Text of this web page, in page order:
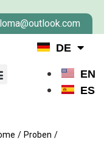
DE
EN
ES
/ Proben /